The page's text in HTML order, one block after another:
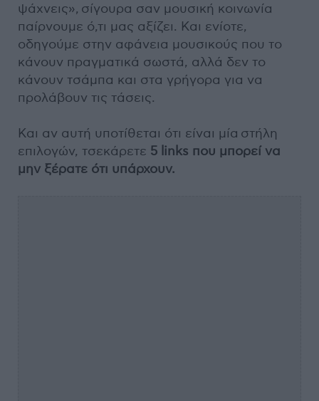
ψάχνεις», σίγουρα σαν μουσική κοινωνία
παίρνουμε ό,τι μας αξίζει. Και ενίοτε,
οδηγούμε στην αφάνεια μουσικούς που το
κάνουν πραγματικά σωστά, αλλά δεν το
κάνουν τσάμπα και στα γρήγορα για να
προλάβουν τις τάσεις.
Και αν αυτή υποτίθεται ότι είναι μία στήλη
επιλογών, τσεκάρετε 5 links που μπορεί να
μην ξέρατε ότι υπάρχουν.